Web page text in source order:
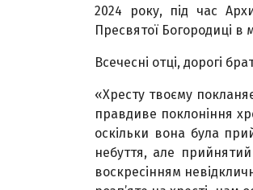
2024 року, під час
Пресвятої Богородиці в
Всечесні отці, дорогі
«Хресту твоєму
правдиве поклоніння
оскільки вона була
небуття, але
воскресінням